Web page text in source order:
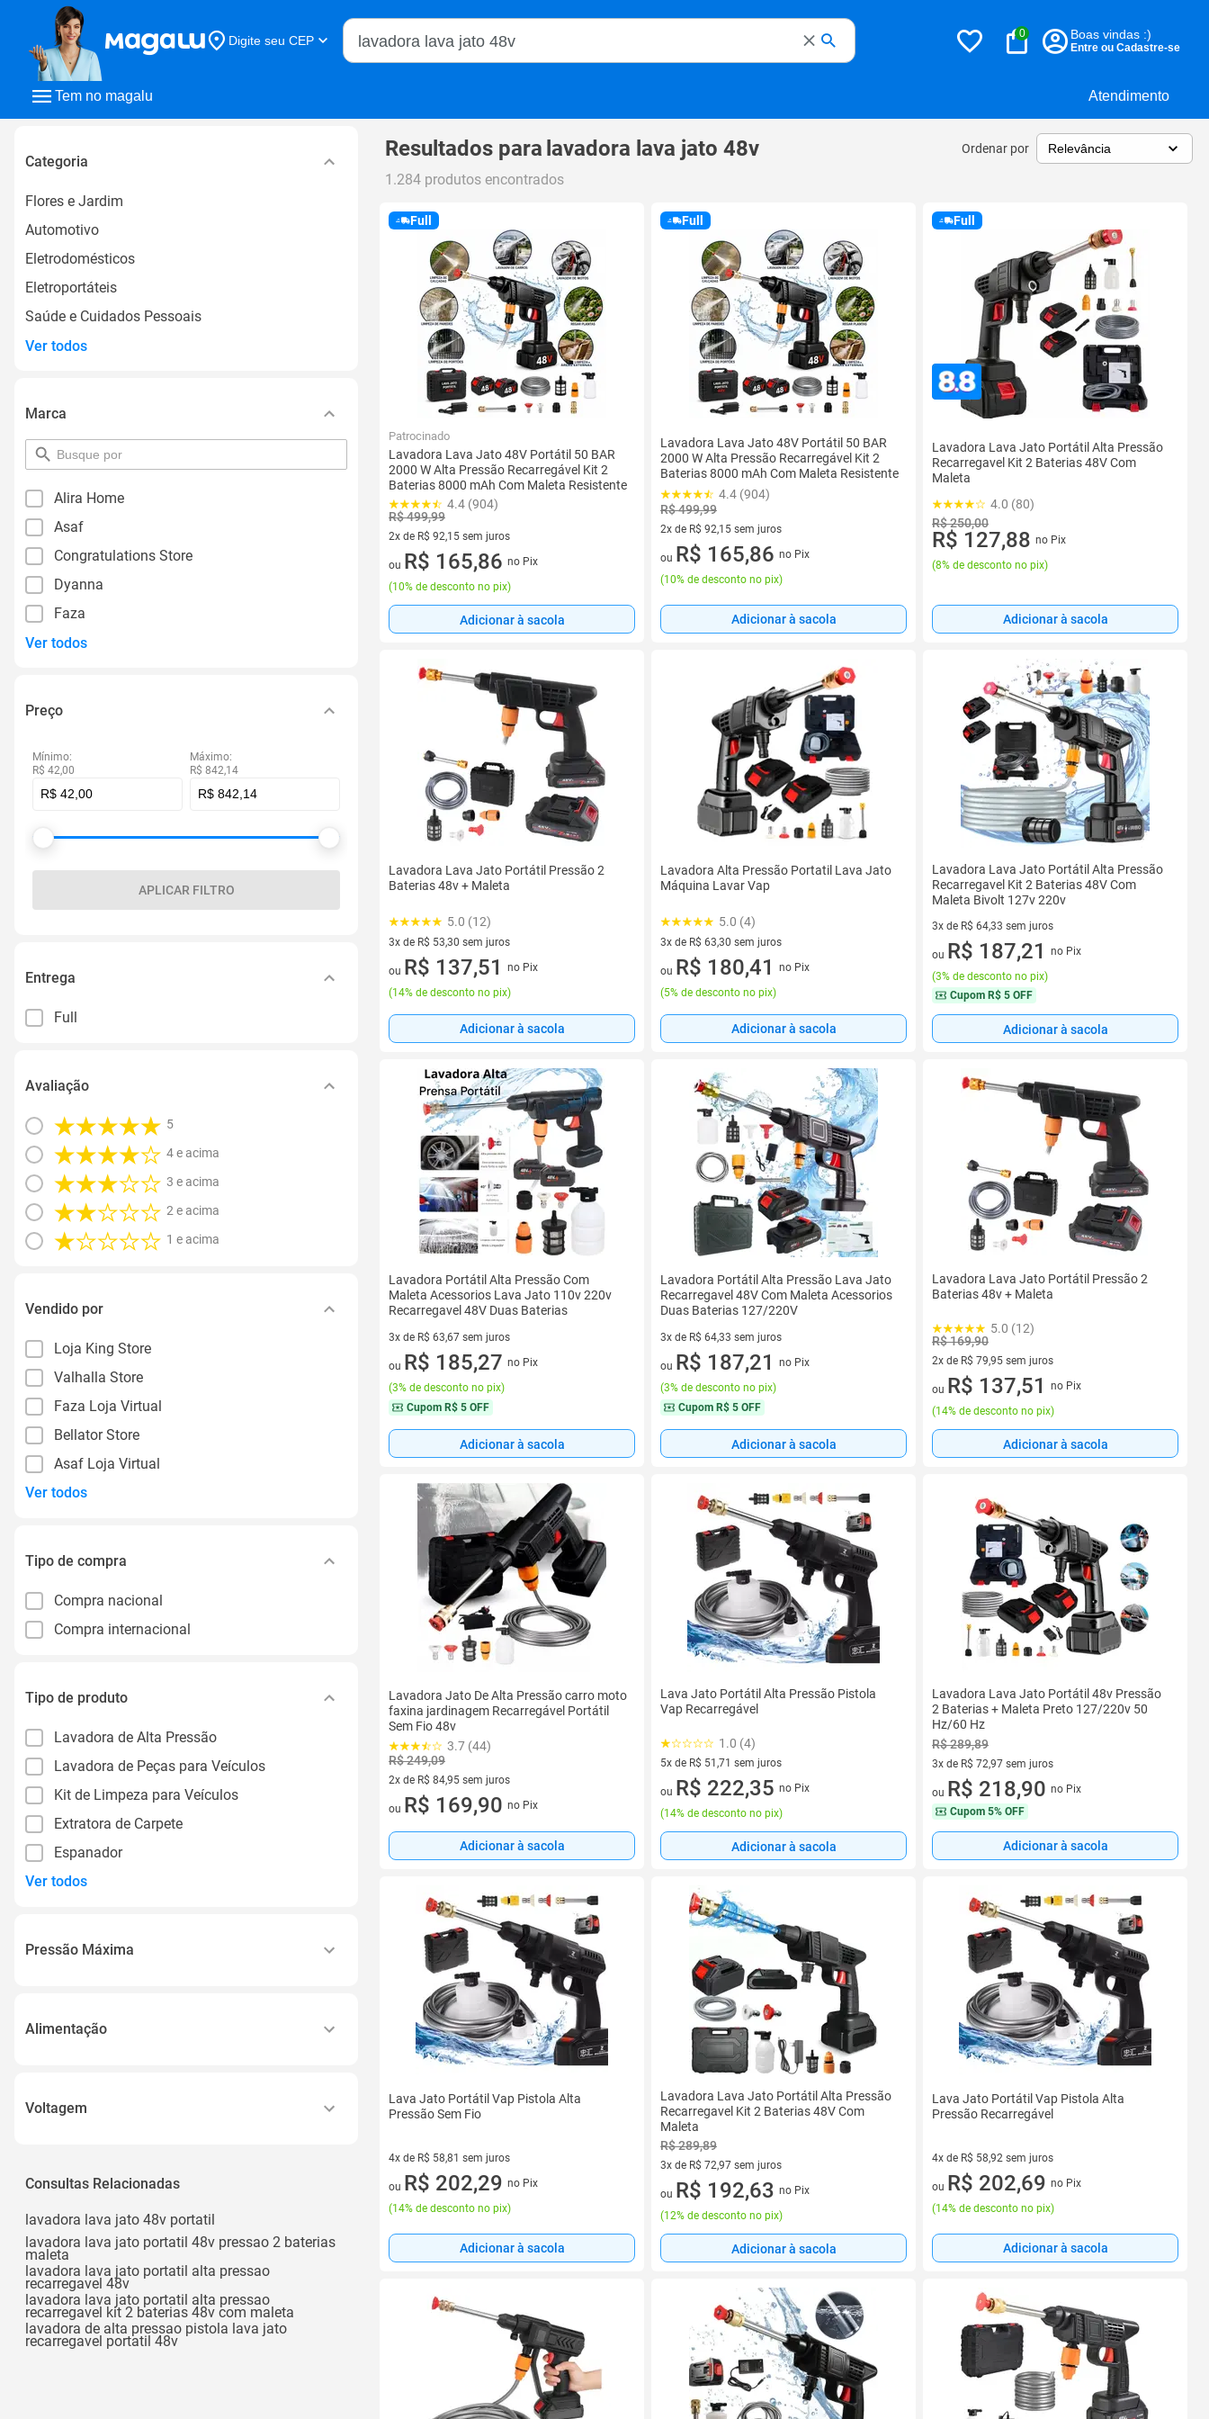
Tem no magalu Atendimento
Digite seu CEP
Buscar no Magalu
0 Boas vindas :)
Entre ou Cadastre-se
Categoria
Flores e Jardim
Automotivo
Eletrodomésticos
Eletroportáteis
Saúde e Cuidados Pessoais
Ver todos
Marca
pesquisar
por
Alira Home
Asaf
Congratulations Store
Dyanna
Faza
Ver todos
Preço
Mínimo:
R$ 42,00
Máximo:
R$ 842,14
APLICAR FILTRO
Entrega
Full
Avaliação
5
4 e acima
3 e acima
2 e acima
1 e acima
Vendido por
Loja King Store
Valhalla Store
Faza Loja Virtual
Bellator Store
Asaf Loja Virtual
Ver todos
Tipo de compra
Compra nacional
Compra internacional
Tipo de produto
Lavadora de Alta Pressão
Lavadora de Peças para Veículos
Kit de Limpeza para Veículos
Extratora de Carpete
Espanador
Ver todos
Pressão Máxima
Alta Pressão
Alimentação
Voltagem
Consultas Relacionadas
lavadora lava jato 48v portatil
lavadora lava jato portatil 48v pressao 2 baterias
maleta
lavadora lava jato portatil alta pressao
recarregavel 48v
lavadora lava jato portatil alta pressao
recarregavel kit 2 baterias 48v com maleta
lavadora de alta pressao pistola lava jato
recarregavel portatil 48v
Resultados para lavadora lava jato 48v Ordenar por
1.284 produtos encontrados
Full
Patrocinado
Lavadora Lava Jato 48V Portátil 50 BAR
2000 W Alta Pressão Recarregável Kit 2
Baterias 8000 mAh Com Maleta Resistente
4.4 (904)
R$ 499,99
2x de R$ 92,15 sem juros
2 vez de R$ 92,15 sem juros
ou R$ 165,86 no Pix
(10% de desconto no pix)
Adicionar à sacola
Full
Lavadora Lava Jato 48V Portátil 50 BAR
2000 W Alta Pressão Recarregável Kit 2
Baterias 8000 mAh Com Maleta Resistente
4.4 (904)
R$ 499,99
2x de R$ 92,15 sem juros
2 vez de R$ 92,15 sem juros
ou R$ 165,86 no Pix
(10% de desconto no pix)
Adicionar à sacola
Full
Lavadora Lava Jato Portátil Alta Pressão
Recarregavel Kit 2 Baterias 48V Com
Maleta
4.0 (80)
R$ 250,00
R$ 127,88 no Pix
(8% de desconto no pix)
Adicionar à sacola
Lavadora Lava Jato Portátil Pressão 2
Baterias 48v + Maleta
5.0 (12)
3x de R$ 53,30 sem juros
3 vez de R$ 53,30 sem juros
ou R$ 137,51
no Pix
(14% de desconto no pix)
Adicionar à sacola
Lavadora Alta Pressão Portatil Lava Jato
Máquina Lavar Vap
5.0 (4)
3x de R$ 63,30 sem juros
3 vez de R$ 63,30 sem juros
ou R$ 180,41
no Pix
(5% de desconto no pix)
Adicionar à sacola
Lavadora Lava Jato Portátil Alta Pressão
Recarregavel Kit 2 Baterias 48V Com
Maleta Bivolt 127v 220v
3x de R$ 64,33 sem juros
3 vez de R$ 64,33 sem juros
ou R$ 187,21
no Pix
(3% de desconto no pix)
Cupom R$ 5 OFF
Adicionar à sacola
Lavadora Portátil Alta Pressão Com
Maleta Acessorios Lava Jato 110v 220v
Recarregavel 48V Duas Baterias
3x de R$ 63,67 sem juros
3 vez de R$ 63,67 sem juros
ou R$ 185,27 no Pix
(3% de desconto no pix)
Cupom R$ 5 OFF
Adicionar à sacola
Lavadora Portátil Alta Pressão Lava Jato
Recarregavel 48V Com Maleta Acessorios
Duas Baterias 127/220V
3x de R$ 64,33 sem juros
3 vez de R$ 64,33 sem juros
ou R$ 187,21
no Pix
(3% de desconto no pix)
Cupom R$ 5 OFF
Adicionar à sacola
Lavadora Lava Jato Portátil Pressão 2
Baterias 48v + Maleta
5.0 (12)
R$ 169,90
2x de R$ 79,95 sem juros
2 vez de R$ 79,95 sem juros
ou R$ 137,51
no Pix
(14% de desconto no pix)
Adicionar à sacola
Lavadora Jato De Alta Pressão carro moto
faxina jardinagem Recarregável Portátil
Sem Fio 48v
3.7 (44)
R$ 249,09
2x de R$ 84,95 sem juros
2 vez de R$ 84,95 sem juros
ou R$ 169,90 no Pix
Adicionar à sacola
Lava Jato Portátil Alta Pressão Pistola
Vap Recarregável
1.0 (4)
5x de R$ 51,71 sem juros
5 vez de R$ 51,71 sem juros
ou R$ 222,35 no Pix
(14% de desconto no pix)
Adicionar à sacola
Lavadora Lava Jato Portátil 48v Pressão
2 Baterias + Maleta Preto 127/220v 50
Hz/60 Hz
R$ 289,89
3x de R$ 72,97 sem juros
3 vez de R$ 72,97 sem juros
ou R$ 218,90 no Pix
Cupom 5% OFF
Adicionar à sacola
Lava Jato Portátil Vap Pistola Alta
Pressão Sem Fio
4x de R$ 58,81 sem juros
4 vez de R$ 58,81 sem juros
ou R$ 202,29 no Pix
(14% de desconto no pix)
Adicionar à sacola
Lavadora Lava Jato Portátil Alta Pressão
Recarregavel Kit 2 Baterias 48V Com
Maleta
R$ 289,89
3x de R$ 72,97 sem juros
3 vez de R$ 72,97 sem juros
ou R$ 192,63 no Pix
(12% de desconto no pix)
Adicionar à sacola
Lava Jato Portátil Vap Pistola Alta
Pressão Recarregável
4x de R$ 58,92 sem juros
4 vez de R$ 58,92 sem juros
ou R$ 202,69 no Pix
(14% de desconto no pix)
Adicionar à sacola